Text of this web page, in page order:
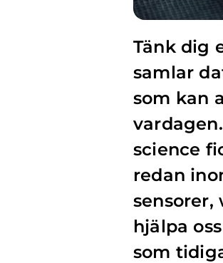
Tänk dig
samlar
som kan
science
redan
sensorer,
hjälpa
som